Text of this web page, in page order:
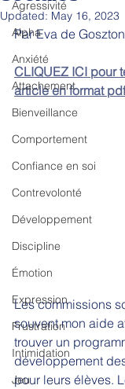
Agressivité
Alpha
Anxiété
Attachement
Bienveillance
Comportement
Confiance en soi
Contrevolonté
Développement
Discipline
Émotion
Expression
Frustration
Intimidation
Jeu
Updated: May 16, 2023
Par Eva de
CLIQUEZ ICI pour
article en format pdf
Les commissions
souvent mon aide
trouver un
développement
pour leurs élèves.